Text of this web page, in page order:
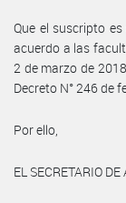
Que el suscripto
acuerdo a las
2 de marzo de
Decreto N° 246 de
Por ello,
EL SECRETARIO